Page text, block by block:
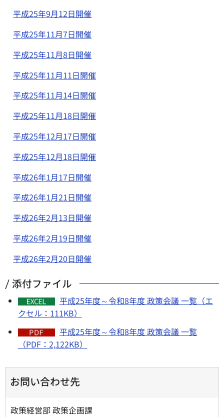
平成25年9月12日開催
平成25年11月7日開催
平成25年11月8日開催
平成25年11月11日開催
平成25年11月14日開催
平成25年11月18日開催
平成25年12月17日開催
平成25年12月18日開催
平成26年1月17日開催
平成26年1月21日開催
平成26年2月13日開催
平成26年2月19日開催
平成26年2月20日開催
添付ファイル
平成25年度～令和8年度 政策会議 一覧（エ
クセル：111KB）
平成25年度～令和8年度 政策会議 一覧
（PDF：2,122KB）
お問い合わせ先
政策経営部 政策企画課